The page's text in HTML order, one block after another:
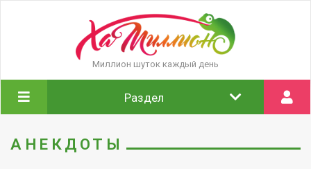
Миллион шуток каждый день
Раздел
АНЕКДОТЫ